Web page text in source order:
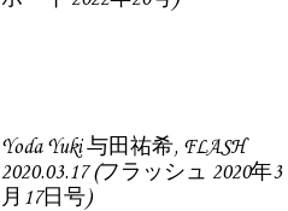
Yoda Yuki 与田祐希, FLASH
2020.03.17 (フラッシュ 2020年3
月17日号)